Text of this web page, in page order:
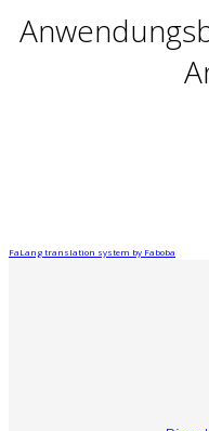
FaLang translation system by Faboba